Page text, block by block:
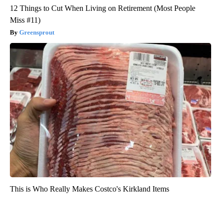
12 Things to Cut When Living on Retirement (Most People
Miss #11)
Greensprout
This is Who Really Makes Costco's Kirkland Items